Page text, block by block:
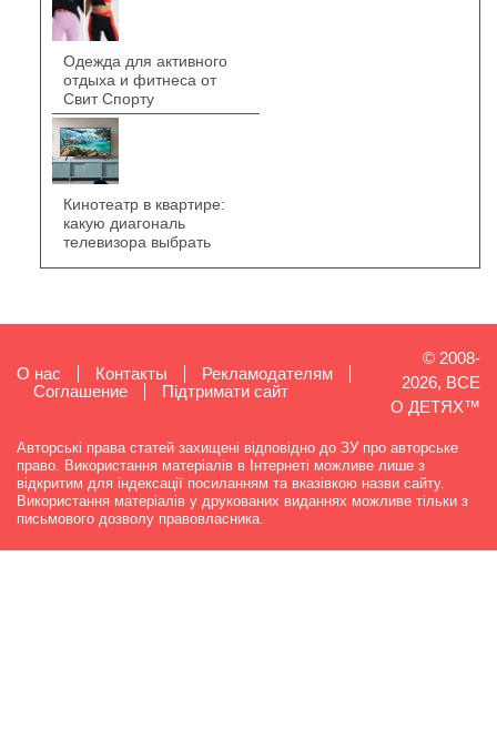
Одежда для активного
отдыха и фитнеса от
Свит Спорту
Кинотеатр в квартире:
какую диагональ
телевизора выбрать
О нас Контакты
Рекламодателям
Cоглашение
Підтримати сайт
© 2008-
2026, ВСЕ
О ДЕТЯХ™
Авторські права статей захищені відповідно до ЗУ про авторське
право. Використання матеріалів в Інтернеті можливе лише з
відкритим для індексації посиланням та вказівкою назви сайту.
Використання матеріалів у друкованих виданнях можливе тільки з
письмового дозволу правовласника.